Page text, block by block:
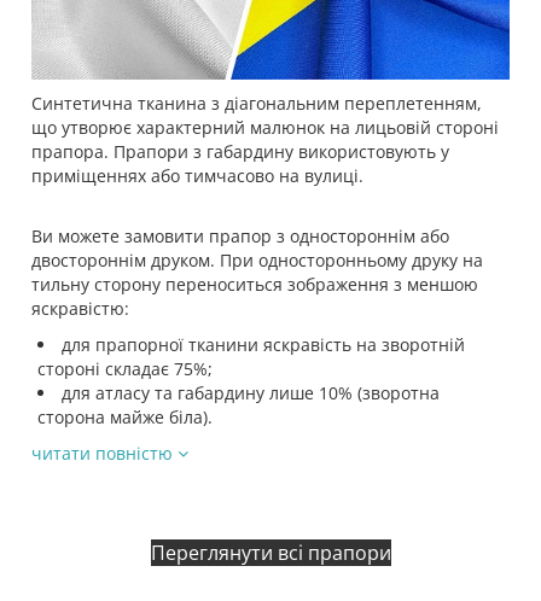
Синтетична тканина з діагональним переплетенням,
що утворює характерний малюнок на лицьовій стороні
прапора. Прапори з габардину використовують у
приміщеннях або тимчасово на вулиці.
Ви можете замовити прапор з одностороннім або
двостороннім друком. При односторонньому друку на
тильну сторону переноситься зображення з меншою
яскравістю:
для прапорної тканини яскравість на зворотній
стороні складає 75%;
для атласу та габардину лише 10% (зворотна
сторона майже біла).
читати повністю
Переглянути всі прапори